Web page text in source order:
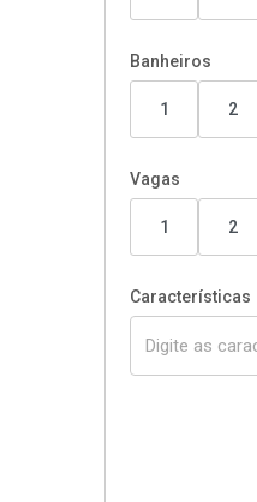
Banheiros
1 2
Vagas
1 2
Características